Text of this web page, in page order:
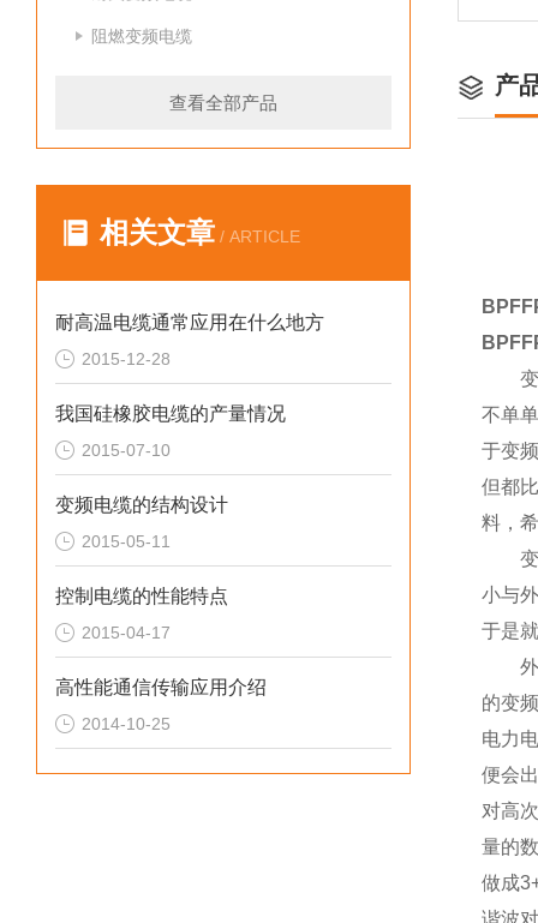
阻燃变频电缆
查看全部产品
相关文章 / ARTICLE
耐高温电缆通常应用在什么地方
2015-12-28
我国硅橡胶电缆的产量情况
2015-07-10
变频电缆的结构设计
2015-05-11
控制电缆的性能特点
2015-04-17
高性能通信传输应用介绍
2014-10-25
产
变频
不单
于变
但都
料，
变频
小与
于是
外部
的变
电力
便会
对高
量的
做成
谐波